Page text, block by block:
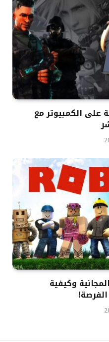
على الكمبيوتر مع
قائمة أكواد Roblox المجانية وكيفية